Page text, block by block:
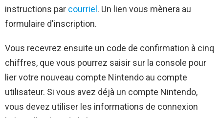
instructions par courriel. Un lien vous mènera au
formulaire d'inscription.
Vous recevrez ensuite un code de confirmation à cinq
chiffres, que vous pourrez saisir sur la console pour
lier votre nouveau compte Nintendo au compte
utilisateur. Si vous avez déjà un compte Nintendo,
vous devez utiliser les informations de connexion